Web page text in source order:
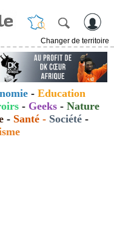
Changer de territoire
- Education
- Geeks- Nature
- Santé- Société-